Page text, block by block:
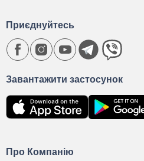
Про Компанію
Завантажити застосунок
Приєднуйтесь